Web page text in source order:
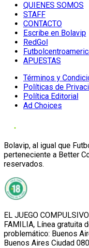
QUIENES SOMOS
STAFF
CONTACTO
Escribe en Bolavip
RedGol
APUESTAS
Términos y
Políticas de
Política Editorial
Ad Choices
Bolavip, al igual que
perteneciente a Better
reservados.
EL JUEGO
FAMILIA, Línea gratuita
problemático: Buenos
Buenos Aires Ciudad